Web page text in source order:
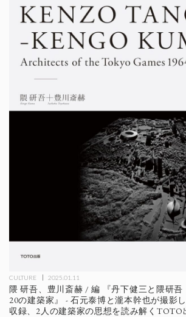
CULTURE 2025.01.11
隈 研吾、豊川斎赫 / 編 『丹下健三と隈研
20の建築家』 - 石元泰博と瀧本幹也が撮影
収録、2人の建築家の思想を読み解くTOTO